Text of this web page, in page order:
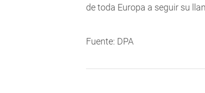
de toda Europa a seguir su
Fuente: DPA